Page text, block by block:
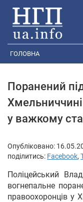
ГОЛОВНА
Поранений
у важкому
Опубліковано:
поділитись: Facebook,
Поліцейський
вогнепальне
правоохоронців у